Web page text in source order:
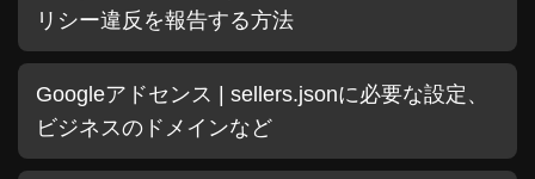
リシー違反を報告する方法
Googleアドセンス | sellers.jsonに必要な設定、
ビジネスのドメインなど